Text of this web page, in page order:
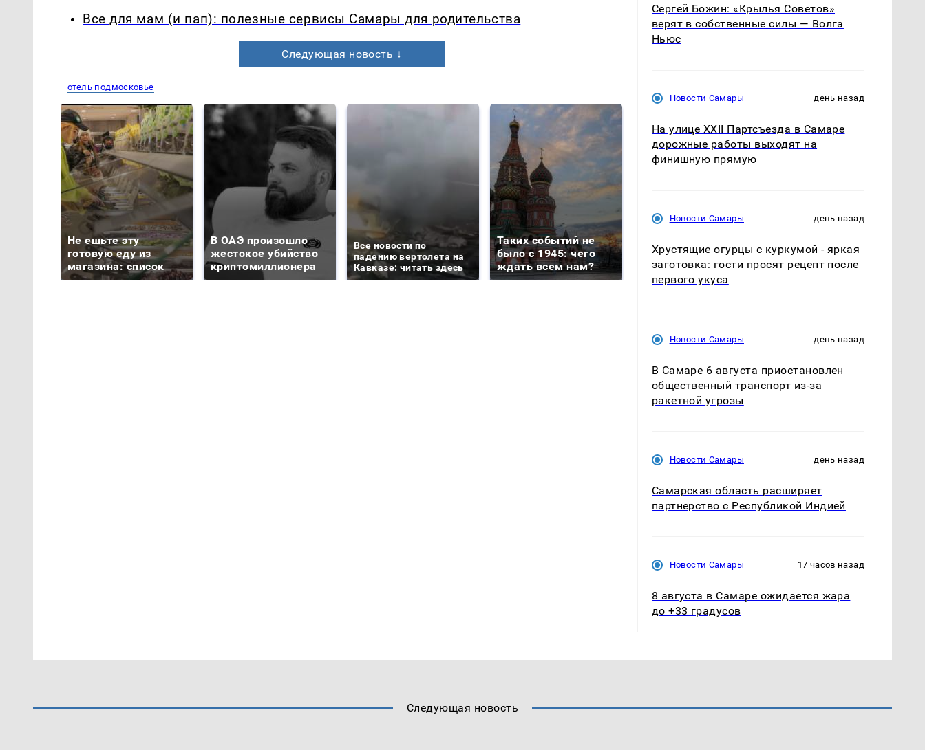
Все для мам (и пап): полезные сервисы Самары для родительства
Следующая новость ↓
отель подмосковье
Не ешьте эту
готовую еду из
магазина: список
В ОАЭ произошло
жестокое убийство
криптомиллионера
Все новости по
падению вертолета на
Кавказе: читать здесь
Таких событий не
было с 1945: чего
ждать всем нам?
В магазинах России
ажиотаж из-за этого
продукта: что купить?
машину напали и
подожгли.
Сергей Божин: «Крылья Советов»
верят в собственные силы — Волга
Ньюс
Новости Самары день назад
На улице XXII Партсъезда в Самаре
дорожные работы выходят на
финишную прямую
Новости Самары день назад
Хрустящие огурцы с куркумой - яркая
заготовка: гости просят рецепт после
первого укуса
Новости Самары день назад
В Самаре 6 августа приостановлен
общественный транспорт из-за
ракетной угрозы
Новости Самары день назад
Самарская область расширяет
партнерство с Республикой Индией
Новости Самары 17 часов назад
8 августа в Самаре ожидается жара
до +33 градусов
Следующая новость